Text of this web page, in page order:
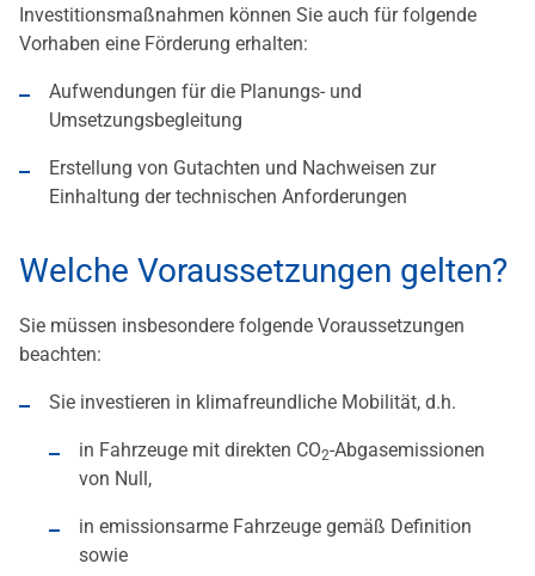
Investitionsmaßnahmen können Sie auch für folgende
Vorhaben eine Förderung erhalten:
Aufwendungen für die Planungs- und
Umsetzungsbegleitung
Erstellung von Gutachten und Nachweisen zur
Einhaltung der technischen Anforderungen
Welche Voraussetzungen gelten?
Sie müssen insbesondere folgende Voraussetzungen
beachten:
Sie investieren in klimafreundliche Mobilität, d.h.
in Fahrzeuge mit direkten CO2-Abgasemissionen
von Null,
in emissionsarme Fahrzeuge gemäß Definition
sowie